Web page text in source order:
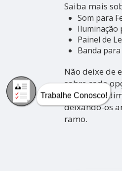
Saiba mais
Som para
Iluminação
Painel de
Banda
Não deixe de
sobre cada
Nosso
deixando-os
ramo.
Trabalhe Conosco!